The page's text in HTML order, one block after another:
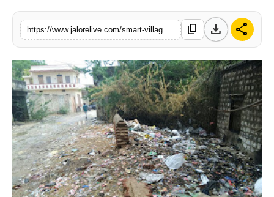
बिज़नेस
content_copy download share